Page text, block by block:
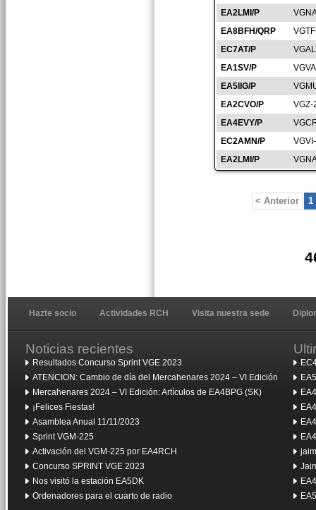
EA2LMI/P
EA8BFH/QRP
EC7AT/P
EA1SV/P
EA5IIG/P
EA2CVO/P
VGZ-
EA4EVY/P
EC2AMN/P
EA2LMI/P
< Anterior 1
Hazte socio Actividades RCH Visita nuestra sede
Noticias recientes
Resultados Concurso Sprint VGE 2023
ATENCION: Cambio de día del Mercahenares 2024 – VI Edición
Mercahenares 2024 – VI Edición: Artículos de EA4BPG (SK)
¡Felices Fiestas!
Asamblea Anual 11/11/2023
Sprint VGM-225
Activación del VGM-225 por EA4RCH
Concurso SPRINT VGE 2023
Nos visitó la estación EA5DK
Ordenadores para el cuarto de radio